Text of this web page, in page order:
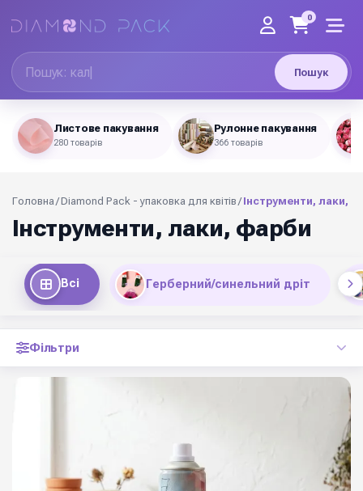
Пошук
0
Листове пакування
280 товарів
Рулонне пакування
366 товарів
Головна /Diamond Pack - упаковка для квітів / Інструменти, лаки,
Інструменти, лаки, фарби
Всі Герберний/синельний дріт
Фільтри